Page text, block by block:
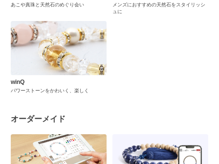
あこや真珠と天然石のめぐり会い
メンズにおすすめの天然石をスタイリッシ
ュに
winQ
パワーストーンをかわいく、楽しく
オーダーメイド